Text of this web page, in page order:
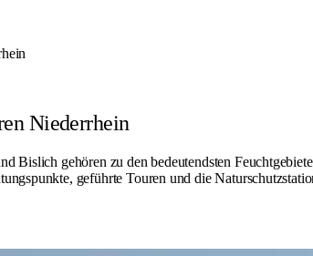
Niederrhein
Bislich gehören zu den bedeutendsten
geführte Touren und die